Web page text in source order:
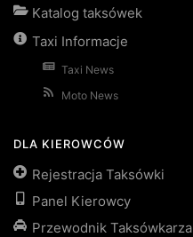
Katalog taksówek
Taxi Informacje
Taxi News
Moto News
DLA KIEROWCÓW
Rejestracja Taksówki
Panel Kierowcy
Przewodnik Taksówkarza